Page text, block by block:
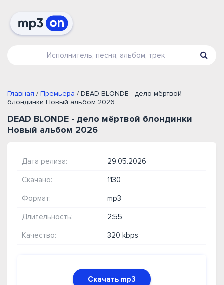
Главная / Премьера / DEAD BLONDE - дело мёртвой
блондинки Новый альбом 2026
DEAD BLONDE - дело мёртвой блондинки
Новый альбом 2026
Дата релиза: 29.05.2026
Скачано: 1130
Формат: mp3
Длительность: 2:55
Качество: 320 kbps
Скачать mp3